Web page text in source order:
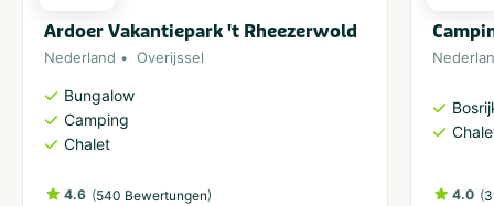
Ardoer Vakantiepark 't Rheezerwold
Nederland Overijssel
Bungalow
Camping
Chalet
4.6 (540 Bewertungen) 4.0 (